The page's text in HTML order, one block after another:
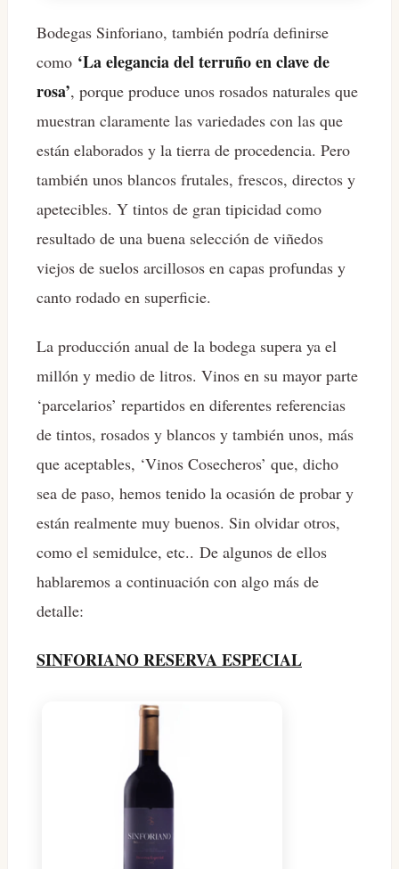
Bodegas Sinforiano, también podría definirse
como ‘La elegancia del terruño en clave de
rosa’, porque produce unos rosados naturales que
muestran claramente las variedades con las que
están elaborados y la tierra de procedencia. Pero
también unos blancos frutales, frescos, directos y
apetecibles. Y tintos de gran tipicidad como
resultado de una buena selección de viñedos
viejos de suelos arcillosos en capas profundas y
canto rodado en superficie.
La producción anual de la bodega supera ya el
millón y medio de litros. Vinos en su mayor parte
‘parcelarios’ repartidos en diferentes referencias
de tintos, rosados y blancos y también unos, más
que aceptables, ‘Vinos Cosecheros’ que, dicho
sea de paso, hemos tenido la ocasión de probar y
están realmente muy buenos. Sin olvidar otros,
como el semidulce, etc.. De algunos de ellos
hablaremos a continuación con algo más de
detalle:
SINFORIANO RESERVA ESPECIAL